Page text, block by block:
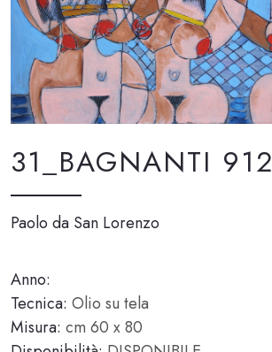
31_BAGNANTI 912
Paolo da San Lorenzo
Anno:
Tecnica: Olio su tela
Misura: cm 60 x 80